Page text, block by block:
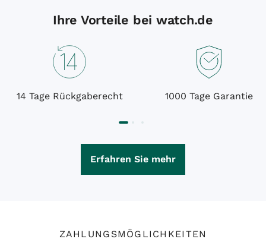
Ihre Vorteile bei watch.de
14 Tage Rückgaberecht 1000 Tage Garantie
Erfahren Sie mehr
ZAHLUNGSMÖGLICHKEITEN